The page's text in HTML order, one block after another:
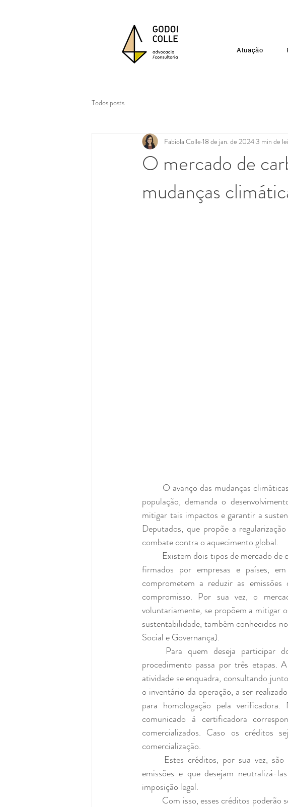
Atuação
Todos posts
O mercado de
mudanças
Fabíola Colle 18 de jan. de 20243 min de
população, demanda o
mitigar tais impactos e garantir a
Deputados, que propõe a
combate contra o aquecimento global.
firmados por empresas e países,
comprometem a reduzir as
compromisso. Por sua vez, o
voluntariamente, se propõem a mitigar
sustentabilidade, também conhecidos
Social e Governança).
procedimento passa por três
atividade se enquadra, consultando
o inventário da operação, a ser
para homologação pela
comunicado à certificadora
comercializados. Caso os créditos
comercialização.
emissões e que desejam neutralizá-
imposição legal.